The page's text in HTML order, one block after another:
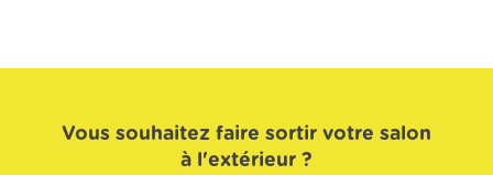
Vous souhaitez faire sortir votre salon
à l'extérieur ?